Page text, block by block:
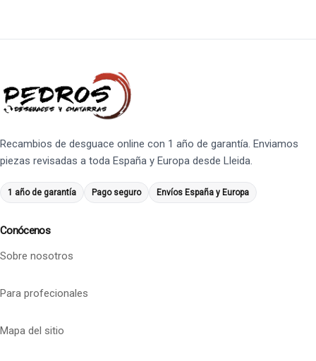
Recambios de desguace online con 1 año de garantía. Enviamos
piezas revisadas a toda España y Europa desde Lleida.
1 año de garantía Pago seguro Envíos España y Europa
Conócenos
Sobre nosotros
Para profecionales
Mapa del sitio